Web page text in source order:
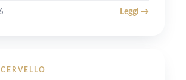
Leggi →